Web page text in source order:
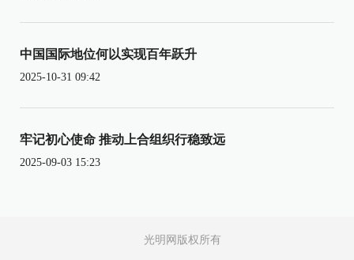
中国国际地位何以实现百年跃升
2025-10-31 09:42
牢记初心使命 推动上合组织行稳致远
2025-09-03 15:23
光明网版权所有